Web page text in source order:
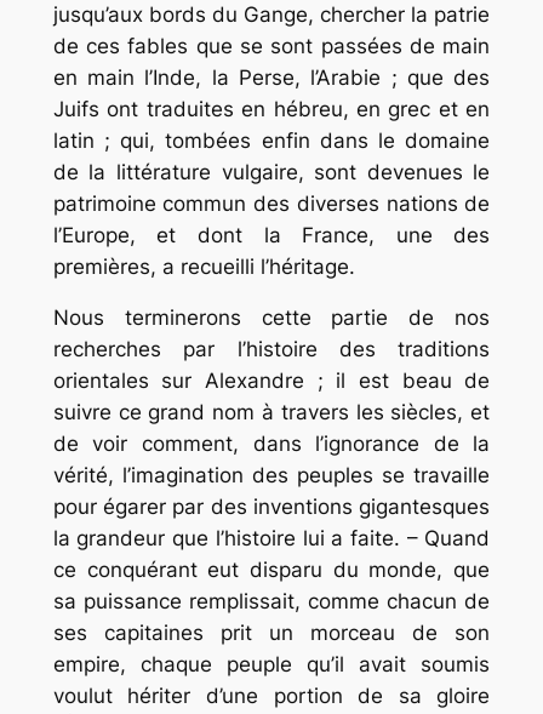
jusqu’aux bords du Gange, chercher la patrie
de ces fables que se sont passées de main
en main l’Inde, la Perse, l’Arabie ; que des
Juifs ont traduites en hébreu, en grec et en
latin ; qui, tombées enfin dans le domaine
de la littérature vulgaire, sont devenues le
patrimoine commun des diverses nations de
l’Europe, et dont la France, une des
premières, a recueilli l’héritage.
Nous terminerons cette partie de nos
recherches par l’histoire des traditions
orientales sur Alexandre ; il est beau de
suivre ce grand nom à travers les siècles, et
de voir comment, dans l’ignorance de la
vérité, l’imagination des peuples se travaille
pour égarer par des inventions gigantesques
la grandeur que l’histoire lui a faite. – Quand
ce conquérant eut disparu du monde, que
sa puissance remplissait, comme chacun de
ses capitaines prit un morceau de son
empire, chaque peuple qu’il avait soumis
voulut hériter d’une portion de sa gloire